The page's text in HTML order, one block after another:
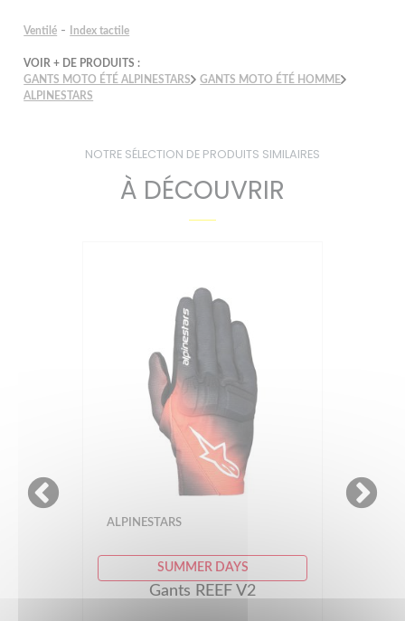
Ventilé - Index tactile
VOIR + DE PRODUITS :
GANTS MOTO ÉTÉ ALPINESTARS
GANTS MOTO ÉTÉ HOMME
ALPINESTARS
NOTRE SÉLECTION DE PRODUITS SIMILAIRES
À DÉCOUVRIR
ALPINESTARS
SUMMER DAYS
Gants REEF V2